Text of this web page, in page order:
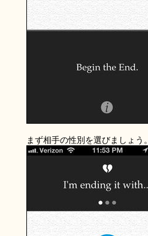
まず相手の性別を選びましょう。